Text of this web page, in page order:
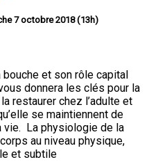
7 octobre 2018 (13h)
et son rôle capital
donnera les clés pour la
restaurer chez l’adulte et
se maintiennent de
vie. La physiologie de la
au niveau physique,
et subtile